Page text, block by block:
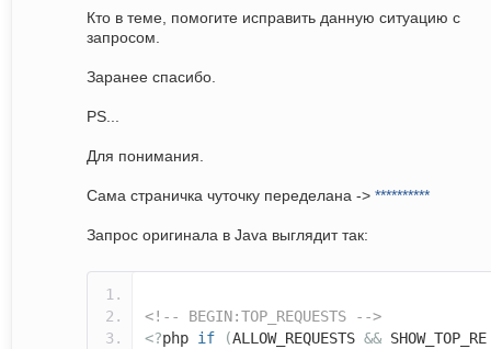
Кто в теме, помогите исправить данную ситуацию с
запросом.
Заранее спасибо.
РS...
Для понимания.
Сама страничка чуточку переделана -> **********
Запрос оригинала в Java выглядит так:
<!-- BEGIN:TOP_REQUESTS -->
<?php if (ALLOW_REQUESTS && SHOW_TOP_RE